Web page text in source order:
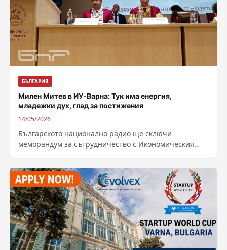
БЪЛГАРИЯ
Милен Митев в ИУ-Варна: Тук има енергия,
младежки дух, глад за постижения
14/05/2026
Българското национално радио ще сключи
меморандум за сътрудничество с Икономическия
подписан днес в 13...